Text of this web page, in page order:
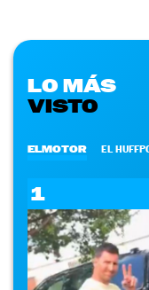
LO MÁS
VISTO
ELMOTOR EL
1